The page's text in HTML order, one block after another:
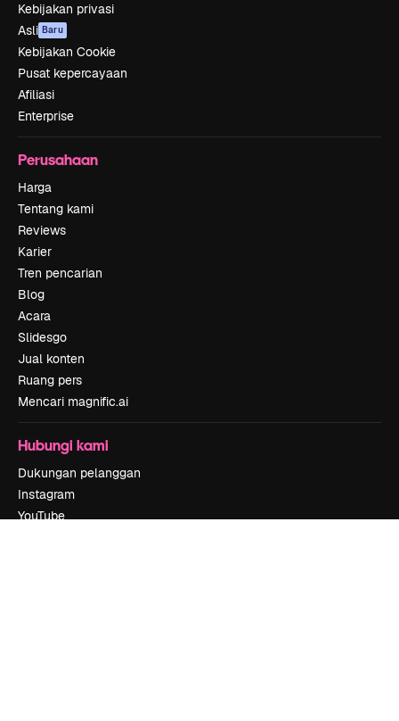
Kebijakan privasi
Asli Baru
Kebijakan Cookie
Pusat kepercayaan
Afiliasi
Enterprise
Perusahaan
Harga
Tentang kami
Reviews
Karier
Tren pencarian
Blog
Acara
Slidesgo
Jual konten
Ruang pers
Mencari magnific.ai
Hubungi kami
Dukungan pelanggan
Instagram
YouTube